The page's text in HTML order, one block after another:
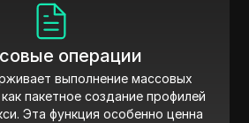
операции
выполнение массовых
пакетное создание профилей
Эта функция особенно ценна